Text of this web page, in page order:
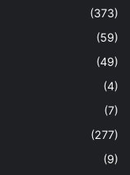
(373)
(59)
(49)
(4)
(7)
(277)
(9)